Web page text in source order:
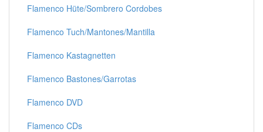
Flamenco Hüte/Sombrero Cordobes
Flamenco Tuch/Mantones/Mantilla
Flamenco Kastagnetten
Flamenco Bastones/Garrotas
Flamenco DVD
Flamenco CDs